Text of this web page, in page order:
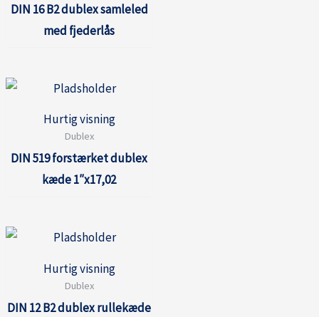
DIN 16 B2 dublex samleled
med fjederlås
Hurtig visning
Dublex
DIN 519 forstærket dublex
kæde 1″x17,02
Hurtig visning
Dublex
DIN 12 B2 dublex rullekæde